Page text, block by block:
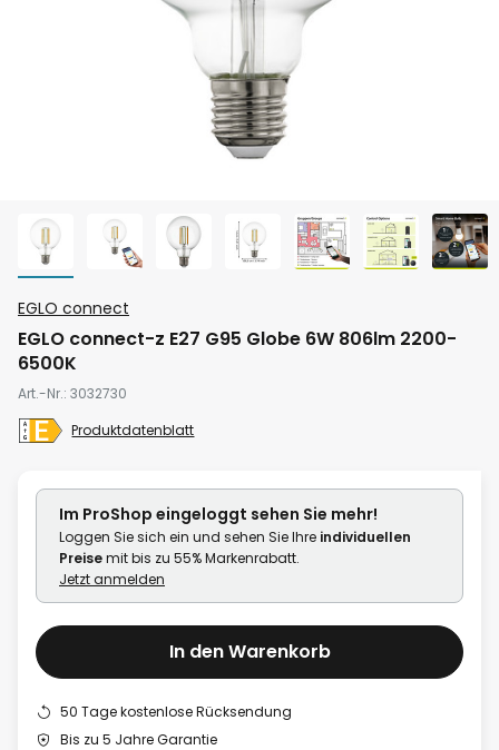
Anfang
der
springen
EGLO connect
EGLO connect-z E27 G95 Globe 6W 806lm 2200-
6500K
Art.-Nr. 3032730
Produktdatenblatt
Im ProShop eingeloggt sehen Sie mehr!
Loggen Sie sich ein und sehen Sie Ihre individuellen
Preisemit bis zu 55% Markenrabatt.
Jetzt anmelden
In den Warenkorb
50 Tage kostenlose Rücksendung
Bis zu 5 Jahre Garantie